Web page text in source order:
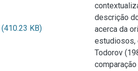
(410.23 KB)
descrição
acerca da
estudiosos,
Todorov